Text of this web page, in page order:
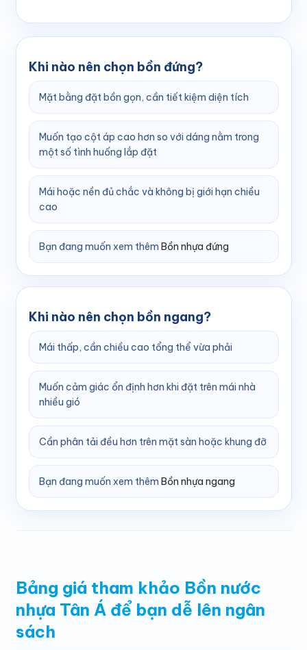
Khi nào nên chọn bồn đứng?
Mặt bằng đặt bồn gọn, cần tiết kiệm diện tích
Muốn tạo cột áp cao hơn so với dáng nằm trong
một số tình huống lắp đặt
Mái hoặc nền đủ chắc và không bị giới hạn chiều
cao
Bạn đang muốn xem thêm Bồn nhựa đứng
Khi nào nên chọn bồn ngang?
Mái thấp, cần chiều cao tổng thể vừa phải
Muốn cảm giác ổn định hơn khi đặt trên mái nhà
nhiều gió
Cần phân tải đều hơn trên mặt sàn hoặc khung đỡ
Bạn đang muốn xem thêm Bồn nhựa ngang
Bảng giá tham khảo Bồn nước
nhựa Tân Á để bạn dễ lên ngân
sách